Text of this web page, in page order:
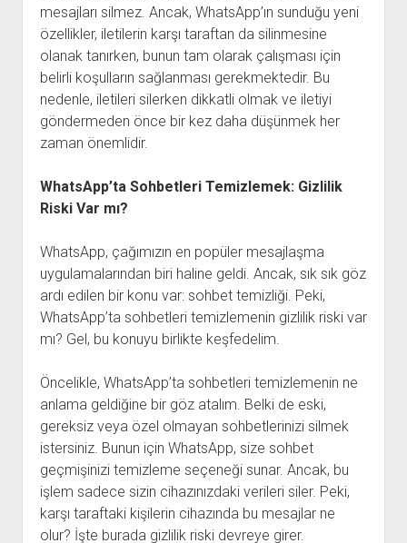
mesajları silmez. Ancak, WhatsApp’ın sunduğu yeni
özellikler, iletilerin karşı taraftan da silinmesine
olanak tanırken, bunun tam olarak çalışması için
belirli koşulların sağlanması gerekmektedir. Bu
nedenle, iletileri silerken dikkatli olmak ve iletiyi
göndermeden önce bir kez daha düşünmek her
zaman önemlidir.
WhatsApp’ta Sohbetleri Temizlemek: Gizlilik
Riski Var mı?
WhatsApp, çağımızın en popüler mesajlaşma
uygulamalarından biri haline geldi. Ancak, sık sık göz
ardı edilen bir konu var: sohbet temizliği. Peki,
WhatsApp’ta sohbetleri temizlemenin gizlilik riski var
mı? Gel, bu konuyu birlikte keşfedelim.
Öncelikle, WhatsApp’ta sohbetleri temizlemenin ne
anlama geldiğine bir göz atalım. Belki de eski,
gereksiz veya özel olmayan sohbetlerinizi silmek
istersiniz. Bunun için WhatsApp, size sohbet
geçmişinizi temizleme seçeneği sunar. Ancak, bu
işlem sadece sizin cihazınızdaki verileri siler. Peki,
karşı taraftaki kişilerin cihazında bu mesajlar ne
olur? İşte burada gizlilik riski devreye girer.